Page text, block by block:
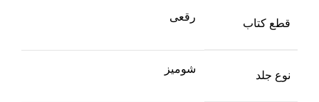
قطع کتاب
رقعی
نوع جلد
شومیز